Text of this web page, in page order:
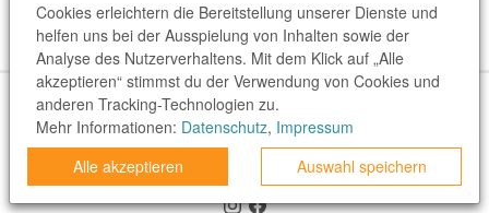
Geschenke & Blumen
Mode & Accessoires
Schmuck & Uhren
Schuhe Sportbekleidung
Über uns Unser Team FAQ blog.rewardo.de
Shops
Sonderaktionen Kategorien
Beste Gutscheine
Neueste Gutscheine
Top Gutscheine
Exklusive Gutscheine
rewardo.at
Cookies erleichtern die Bereitstellung unserer Dienste und
helfen uns bei der Ausspielung von Inhalten sowie der
Analyse des Nutzerverhaltens. Mit dem Klick auf „Alle
akzeptieren“ stimmst du der Verwendung von Cookies und
anderen Tracking-Technologien zu.
Mehr Informationen: Datenschutz, Impressum
Alle akzeptieren
Auswahl speichern